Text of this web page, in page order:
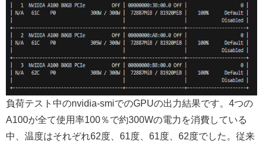
負荷テスト中のnvidia-smiでのGPUの出力結果です。4つの
A100が全て使用率100％で約300Wの電力を消費している
中、温度はそれぞれ62度、61度、61度、62度でした。従来